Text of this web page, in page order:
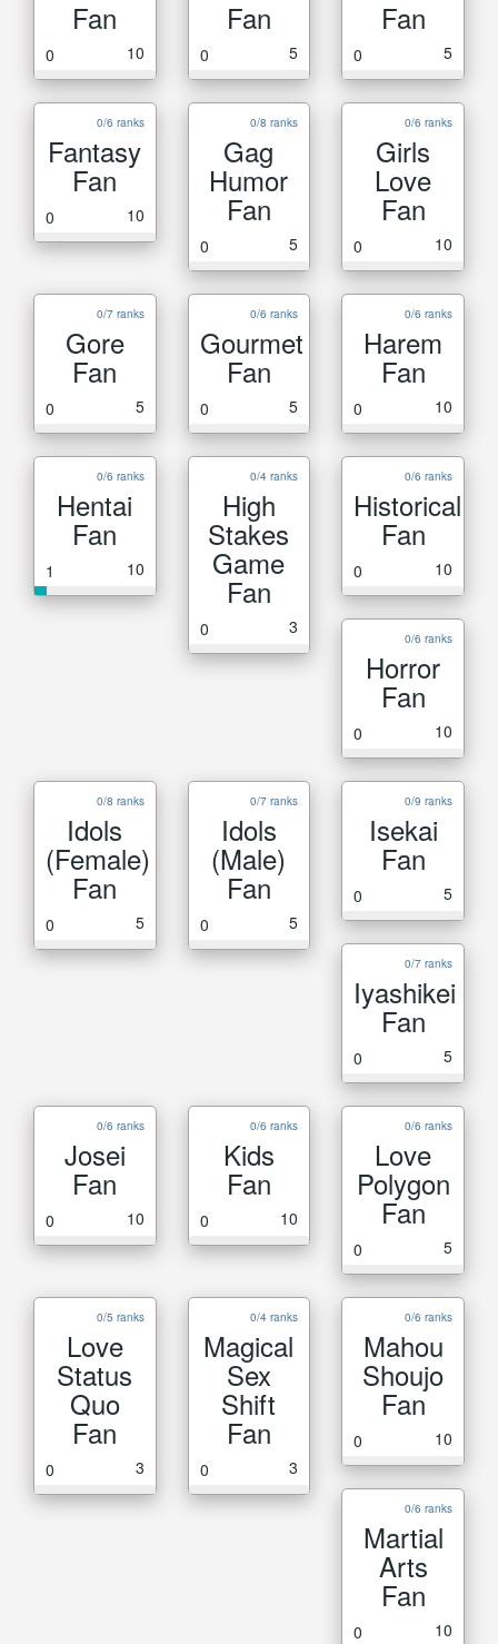
Fan
0 10
Fan
0 5
Fan
0 5
0/6 ranks
Fantasy
Fan
0 10
0/8 ranks
Gag
Humor
Fan
0 5
0/6 ranks
Girls
Love
Fan
0 10
0/7 ranks
Gore
Fan
0 5
0/6 ranks
Gourmet
Fan
0 5
0/6 ranks
Harem
Fan
0 10
0/6 ranks
Hentai
Fan
1 10
0/4 ranks
High
Stakes
Game
Fan
0 3
0/6 ranks
Historical
Fan
0 10
0/6 ranks
Horror
Fan
0 10
0/8 ranks
Idols
(Female)
Fan
0 5
0/7 ranks
Idols
(Male)
Fan
0 5
0/9 ranks
Isekai
Fan
0 5
0/7 ranks
Iyashikei
Fan
0 5
0/6 ranks
Josei
Fan
0 10
0/6 ranks
Kids
Fan
0 10
0/6 ranks
Love
Polygon
Fan
0 5
0/5 ranks
Love
Status
Quo
Fan
0 3
0/4 ranks
Magical
Sex
Shift
Fan
0 3
0/6 ranks
Mahou
Shoujo
Fan
0 10
0/6 ranks
Martial
Arts
Fan
0 10